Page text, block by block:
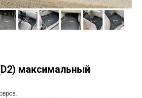
максимальный